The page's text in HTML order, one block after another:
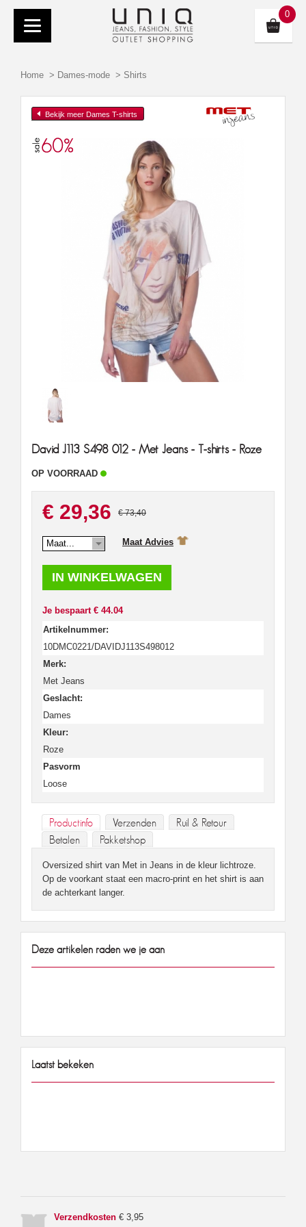
0
Home > Dames-mode > Shirts
Bekijk meer Dames T-shirts
David J113 S498 012 - Met Jeans - T-shirts - Roze
OP VOORRAAD
€ 29,36 € 73,40
Maat... Maat Advies
Je bespaart € 44.04
Artikelnummer:
10DMC0221/DAVIDJ113S498012
Merk:
Met Jeans
Geslacht:
Dames
Kleur:
Roze
Pasvorm
Loose
Productinfo Verzenden
Ruil & Retour
Betalen
Pakketshop
Oversized shirt van Met in Jeans in de kleur lichtroze.
Op de voorkant staat een macro-print en het shirt is aan
de achterkant langer.
Deze artikelen raden we je aan
Laatst bekeken
Verzendkosten € 3,95